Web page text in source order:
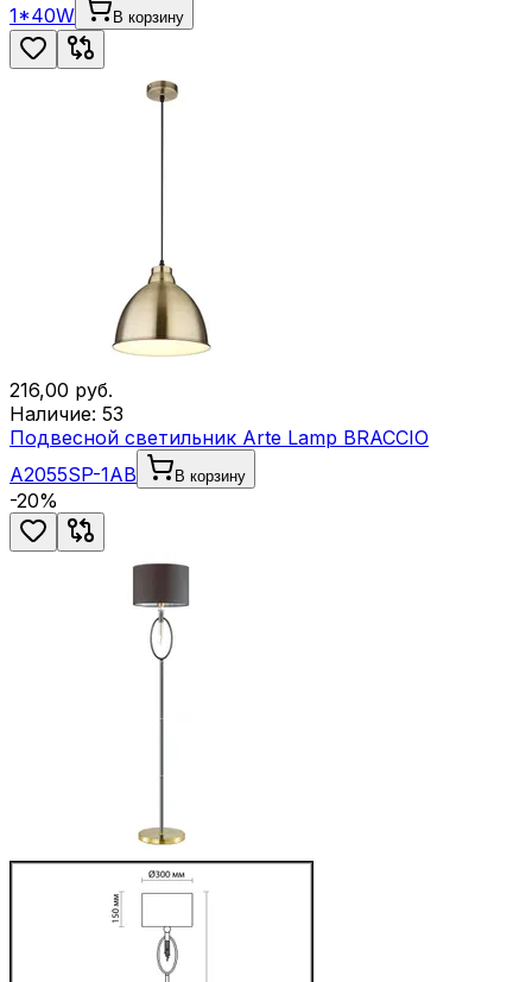
1*40W В корзину
216,00 руб.
Наличие: 53
Подвесной светильник Arte Lamp BRACCIO
A2055SP-1AB
В корзину
-20%